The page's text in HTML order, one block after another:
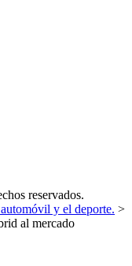
reservados.
y el deporte. >
al mercado